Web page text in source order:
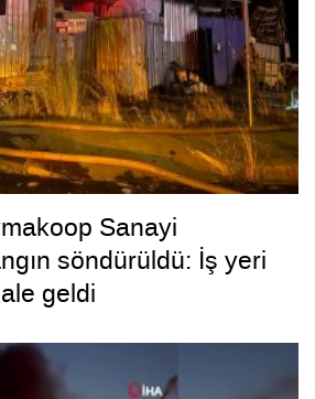
Sanayi
söndürüldü: İş yeri
geldi